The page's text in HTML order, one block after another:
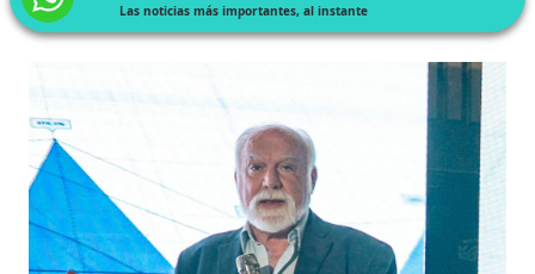
Las noticias más importantes, al instante